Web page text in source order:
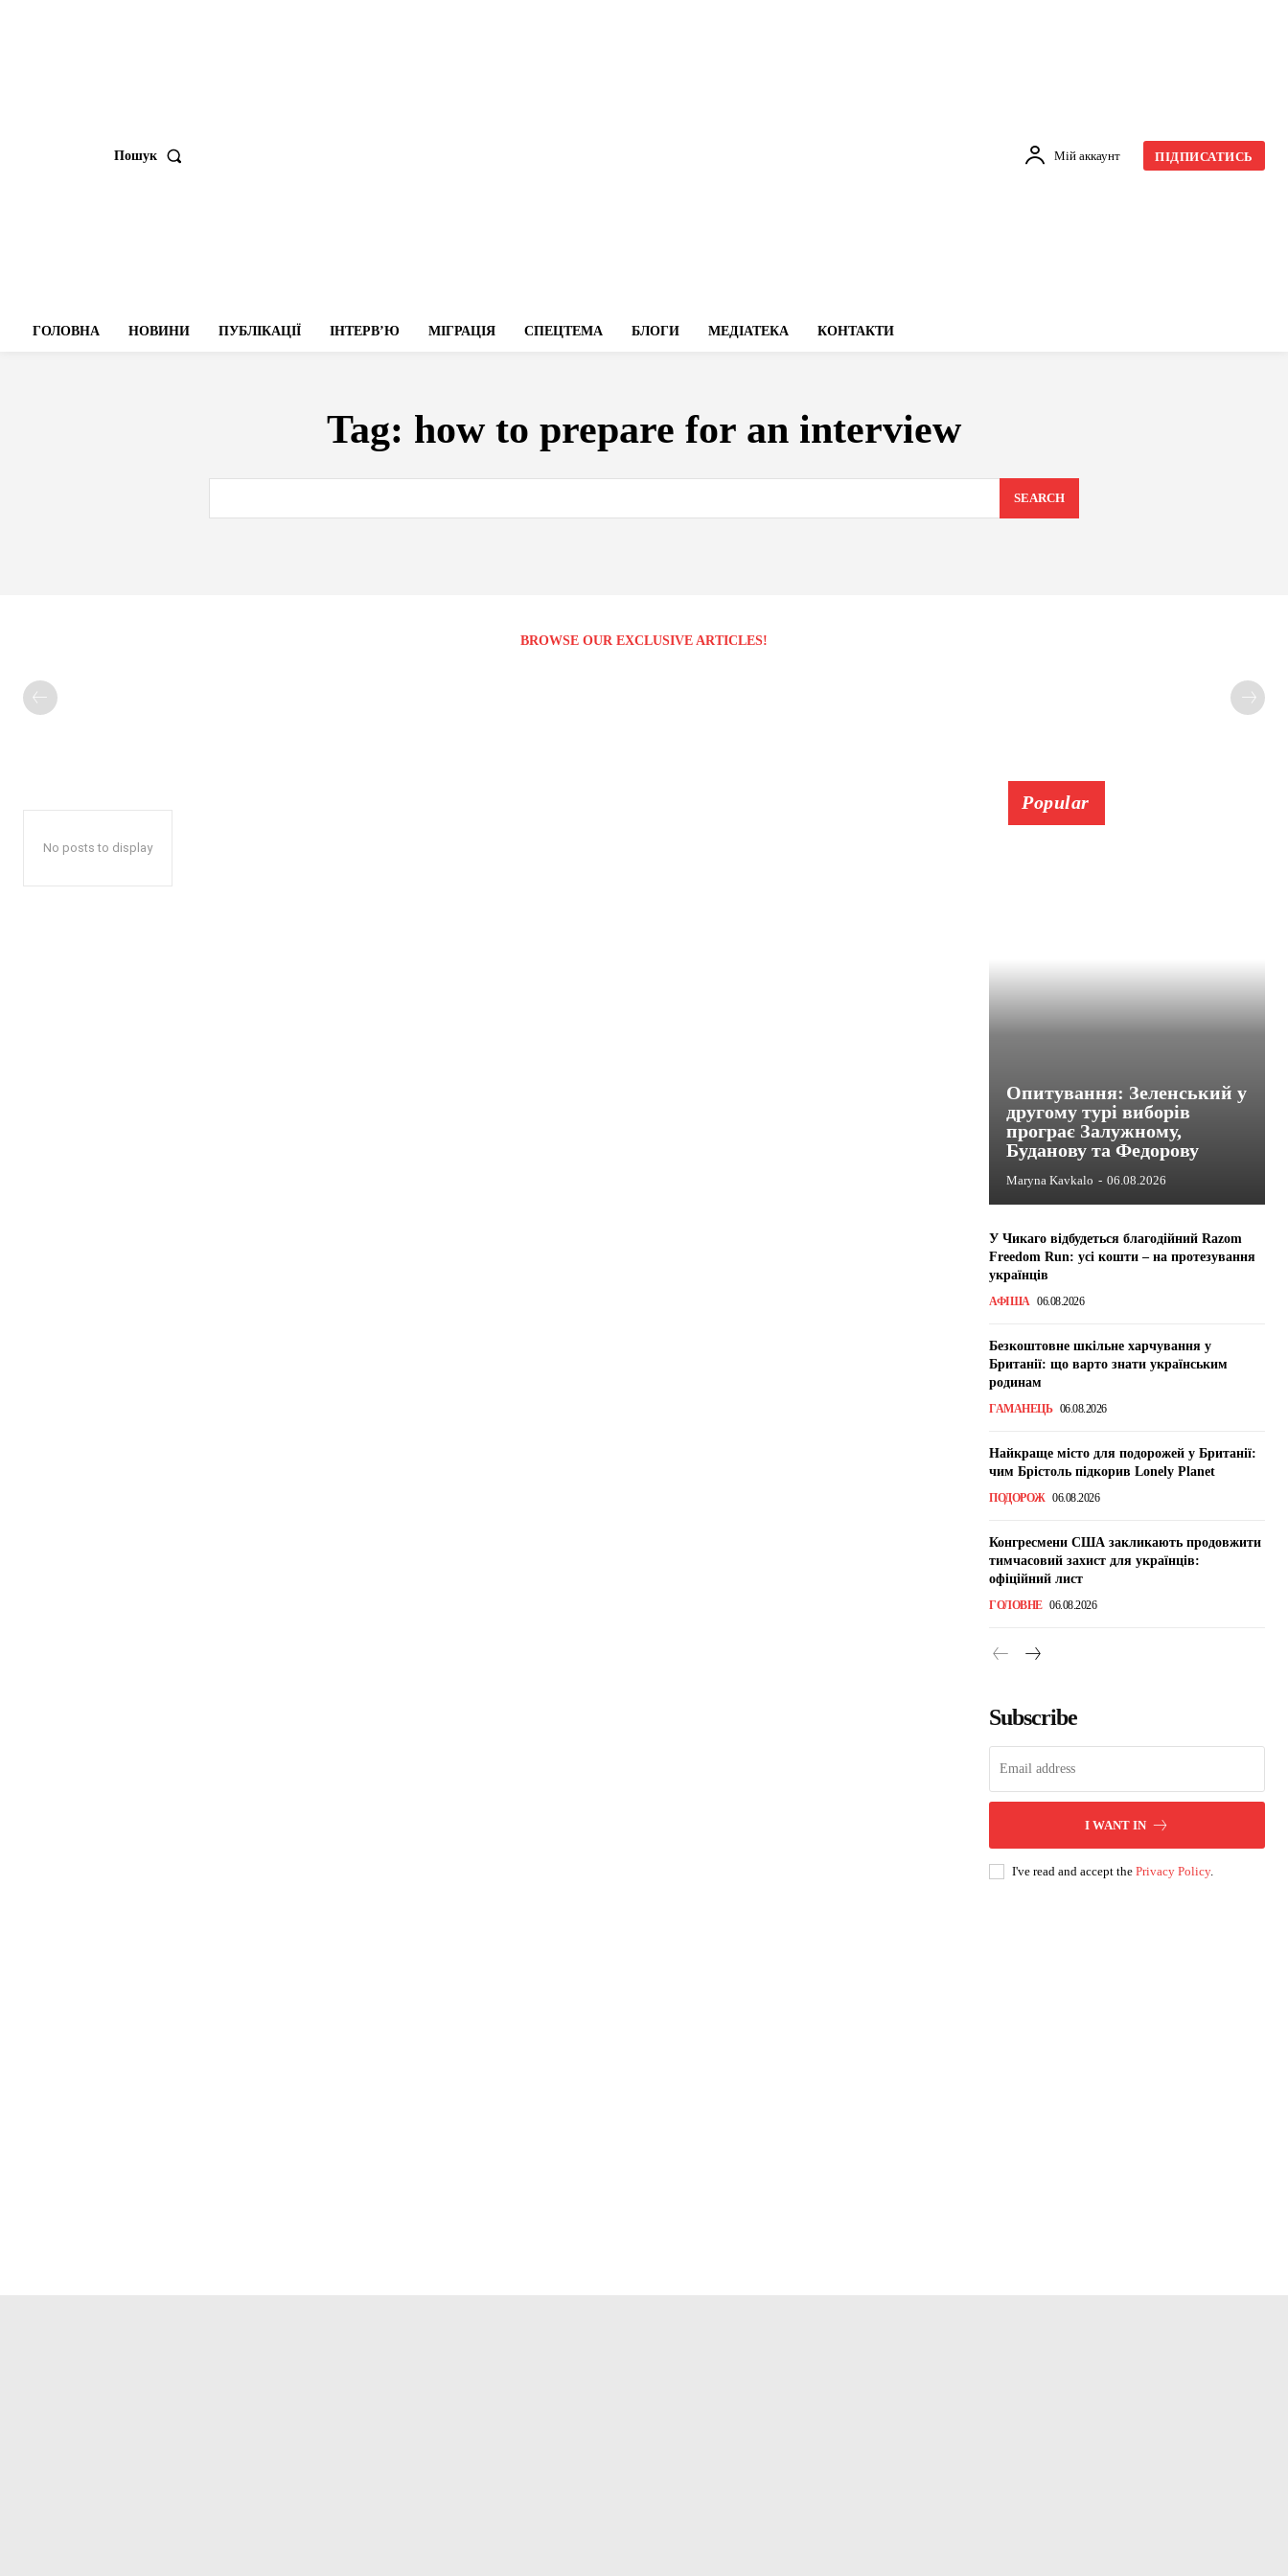
Пошук Мій аккаунт ПІДПИСАТИСЬ
ГОЛОВНА НОВИНИ ПУБЛІКАЦІЇ ІНТЕРВʼЮ МІГРАЦІЯ СПЕЦТЕМА БЛОГИ МЕДІАТЕКА КОНТАКТИ
Tag: how to prepare for an interview
SEARCH
BROWSE OUR EXCLUSIVE ARTICLES!
No posts to display
Popular
Опитування: Зеленський у
другому турі виборів
програє Залужному,
Буданову та Федорову
Maryna Kavkalo - 06.08.2026
У Чикаго відбудеться благодійний Razom
Freedom Run: усі кошти – на протезування
українців
АФІША 06.08.2026
Безкоштовне шкільне харчування у
Британії: що варто знати українським
родинам
ГАМАНЕЦЬ 06.08.2026
Найкраще місто для подорожей у Британії:
чим Брістоль підкорив Lonely Planet
ПОДОРОЖ 06.08.2026
Конгресмени США закликають продовжити
тимчасовий захист для українців:
офіційний лист
ГОЛОВНЕ 06.08.2026
Subscribe
I WANT IN
I've read and accept the Privacy Policy.